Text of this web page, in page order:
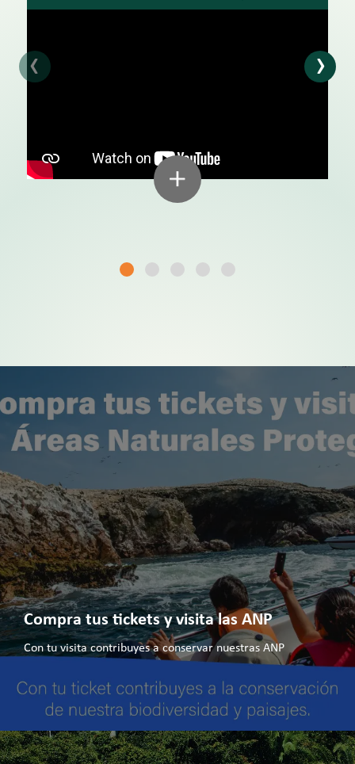
‹ ›
Compra tus tickets y visita las ANP
Con tu visita contribuyes a conservar nuestras ANP